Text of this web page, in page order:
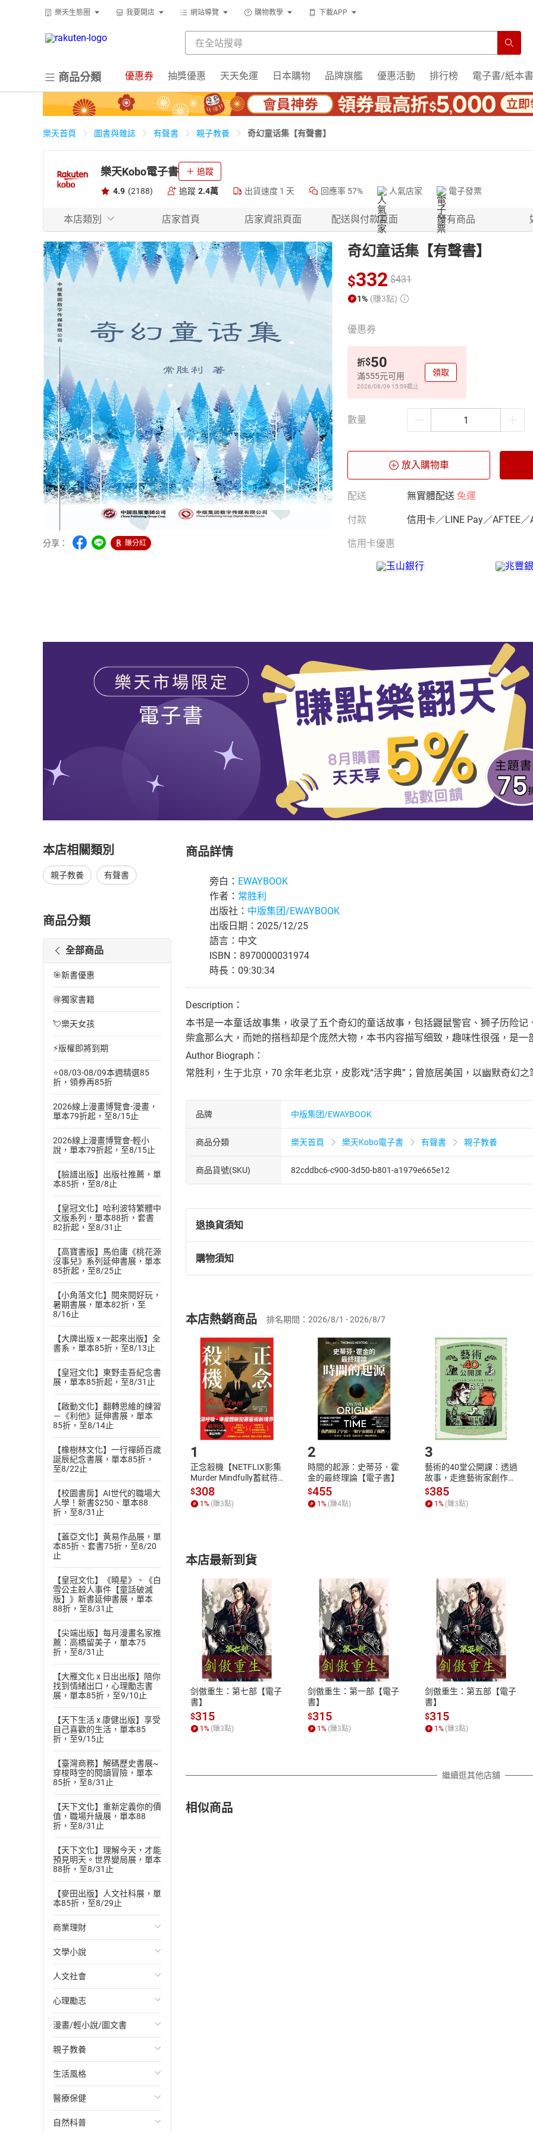
樂天生態圈 我要開店 網站導覽 購物教學 下載APP
商品分類 優惠券 抽獎優惠 天天免運 日本購物 品牌旗艦 優惠活動 排行榜 電子書/紙本書
樂天首頁 圖書與雜誌 有聲書 親子教養 奇幻童话集【有聲書】
樂天Kobo電子書 追蹤
4.9 (2188) 追蹤 2.4萬 出貨速度 1 天 回應率 57% 人氣店家 電子發票
本店類別 店家首頁 店家資訊頁面 配送與付款頁面 所有商品
分享： 賺分紅
奇幻童话集【有聲書】
$332 $431
1% (賺3點)
優惠券
折$50
滿555元可用
2026/08/09 15:59截止
領取
數量
放入購物車
配送 無實體配送 免運
付款 信用卡／LINE Pay／AFTEE／
信用卡優惠
本店相關類別
親子教養 有聲書
商品分類
全部商品
🎯新書優惠
🉐獨家書籍
💘樂天女孩
⚡版權即將到期
⭐08/03-08/09本週精選85
折，領券再85折
2026線上漫畫博覽會-漫畫，
單本79折起，至8/15止
2026線上漫畫博覽會-輕小
說，單本79折起，至8/15止
【臉譜出版】出版社推薦，單
本85折，至8/8止
【皇冠文化】哈利波特繁體中
文版系列，單本88折，套書
82折起，至8/31止
【高寶書版】馬伯庸《桃花源
沒事兒》系列延伸書展，單本
85折起，至8/25止
【小角落文化】閱來閱好玩，
暑期書展，單本82折，至
8/16止
【大牌出版 x 一起來出版】全
書系，單本85折，至8/13止
【皇冠文化】東野圭吾紀念書
展，單本85折起，至8/31止
【啟動文化】翻轉思維的練習
－《利他》延伸書展，單本
85折，至8/14止
【橡樹林文化】一行禪師百歲
誕辰紀念書展，單本85折，
至8/22止
【校園書房】AI世代的職場大
人學！新書$250、單本88
折，至8/31止
【蓋亞文化】黃易作品展，單
本85折、套書75折，至8/20
止
【皇冠文化】《曉星》、《白
雪公主殺人事件【童話破滅
版】》新書延伸書展，單本
88折，至8/31止
【尖端出版】每月漫畫名家推
薦：高橋留美子，單本75
折，至8/31止
【大雁文化 x 日出出版】陪你
找到情緒出口，心理勵志書
展，單本85折，至9/10止
【天下生活 x 康健出版】享受
自己喜歡的生活，單本85
折，至9/15止
【臺灣商務】解碼歷史書展~
穿梭時空的閱讀冒險，單本
85折，至8/31止
【天下文化】重新定義你的價
值，職場升級展，單本88
折，至8/31止
【天下文化】理解今天，才能
預見明天。世界變局展，單本
88折，至8/31止
【麥田出版】人文社科展，單
本85折，至8/29止
商業理財
投資理財
經濟/趨勢
財務/金融
管理/領導
職場工作術
成功法
行銷/廣告
傳記
文學小說
歐美文學
日本文學
韓國文學
華文文學
經典文學
成長/家庭生活小說
懸疑/推理小說
人文社會
國際關係
政治
社會科學
台灣/中國歷史
日/韓歷史
其他歷史/史學
心理勵志
心靈成長/情緒
人際關係
兩性關係
心理學
漫畫/輕小說/圖文書
輕小說
奇幻/科幻
愛情故事
職場/社會寫實
親子教養
教育現場
兒童文學/故事
兒童科普/學習
生活風格
飲食/食譜
健身/美顏
醫療保健
健康/養生
自然科普
商品詳情
旁白： EWAYBOOK
作者： 常胜利
出版社： 中版集团/EWAYBOOK
出版日期：2025/12/25
語言：中文
ISBN：8970000031974
時長：09:30:34
Description：
本书是一本童话故事集，收录了五个奇幻的童话故事，包括鼹鼠警官、狮子历险
柴盒那么大，而她的搭档却是个庞然大物，本书内容描写细致，趣味性很强，是一
Author Biograph：
常胜利，生于北京，70 余年老北京，皮影戏“活字典”；曾旅居美国，以幽默奇幻
品牌 中版集团/EWAYBOOK
商品分類 樂天首頁 樂天Kobo電子書 有聲書 親子教養
商品貨號(SKU) 82cddbc6-c900-3d50-b801-a1979e665e12
退換貨須知
退換貨規定：
(一)依消費者保護法第19條第1項後段暨通訊交易解除權合理例外情事適用
(二)消費者訂購本店鋪之商品即代表知悉本店鋪所銷售之商品為電子書，
且已下載/存取電子書，不得請求退貨退款。
退貨方式：您欲取消訂單或辦理退貨時，請登入樂天市場，並於「我的訂單
貨」，本店鋪將依您的申請進行審核，待審核通過後將為您辦理退款事宜。
請注意，樂天市場須以整筆訂單為單位進行取消/退貨，恕無法以單支商品取
購物須知
挑選商品
Choose
放入購物車
Shopping cart
登入帳號
Login
購書後，如何開始使用？
Step1.選擇閱讀載具 Step2.登入
付款方式
ATM轉帳、信用卡、LINE PAY、AFTEE
退換貨規範
本店是否提供消費者保護法七日猶
之權利，遽消費者保護法及通訊交
除權合理例外情事適用準則，依商
質各有不同規定。詳細退換貨說明
照各商品說明。
本店熱銷商品 排名期間：2026/8/1 - 2026/8/7
1
正念殺機【NETFLIX影集
Murder Mindfully蓄弒待
發】【電子書】
$308
1 % (賺3點)
2
時間的起源：史蒂芬．霍
金的最終理論【電子書】
$455
1 % (賺4點)
3
藝術的40堂公開課：透過
故事，走進藝術家創作現
場，看藝術如何誕生、如
何形塑人類生活【電子
書】
$385
1 % (賺3點)
本店最新到貨
剑傲重生：第七部【電子
書】
$315
1% (賺3點)
剑傲重生：第一部【電子
書】
$315
1% (賺3點)
剑傲重生：第五部【電子
書】
$315
1% (賺3點)
繼續逛其他店舖
相似商品